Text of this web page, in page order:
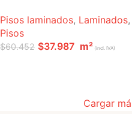
Pisos laminados, Laminados,
Pisos
$60.452 $37.987 m² (incl. IVA)
Cargar